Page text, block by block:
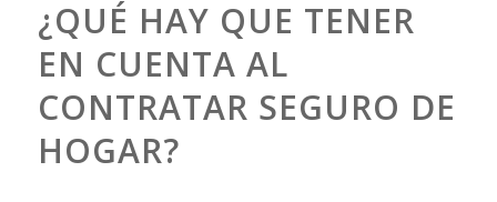
¿QUÉ HAY QUE TENER
EN CUENTA AL
CONTRATAR SEGURO DE
HOGAR?